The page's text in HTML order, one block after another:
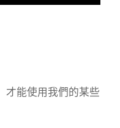
才能使用我們的某些